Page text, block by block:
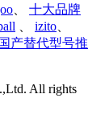
十大品牌
izito
产替代型号推
All rights